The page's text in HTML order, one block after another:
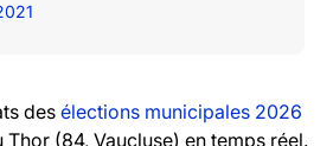
des élections municipales 2026
(84, Vaucluse) en temps réel.